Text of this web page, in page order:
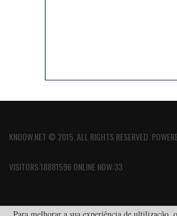
KNOOW.NET © 2015. ALL RIGHTS RESERVED.
VISITORS:18881596 ONLINE NOW:33